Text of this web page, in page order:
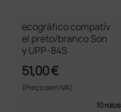
ecográfico compatív
el preto/branco Son
y UPP-84S
51,00 €
(Preço sem IVA)
10 rolos